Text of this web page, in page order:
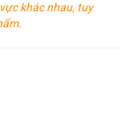
khác nhau, tuy